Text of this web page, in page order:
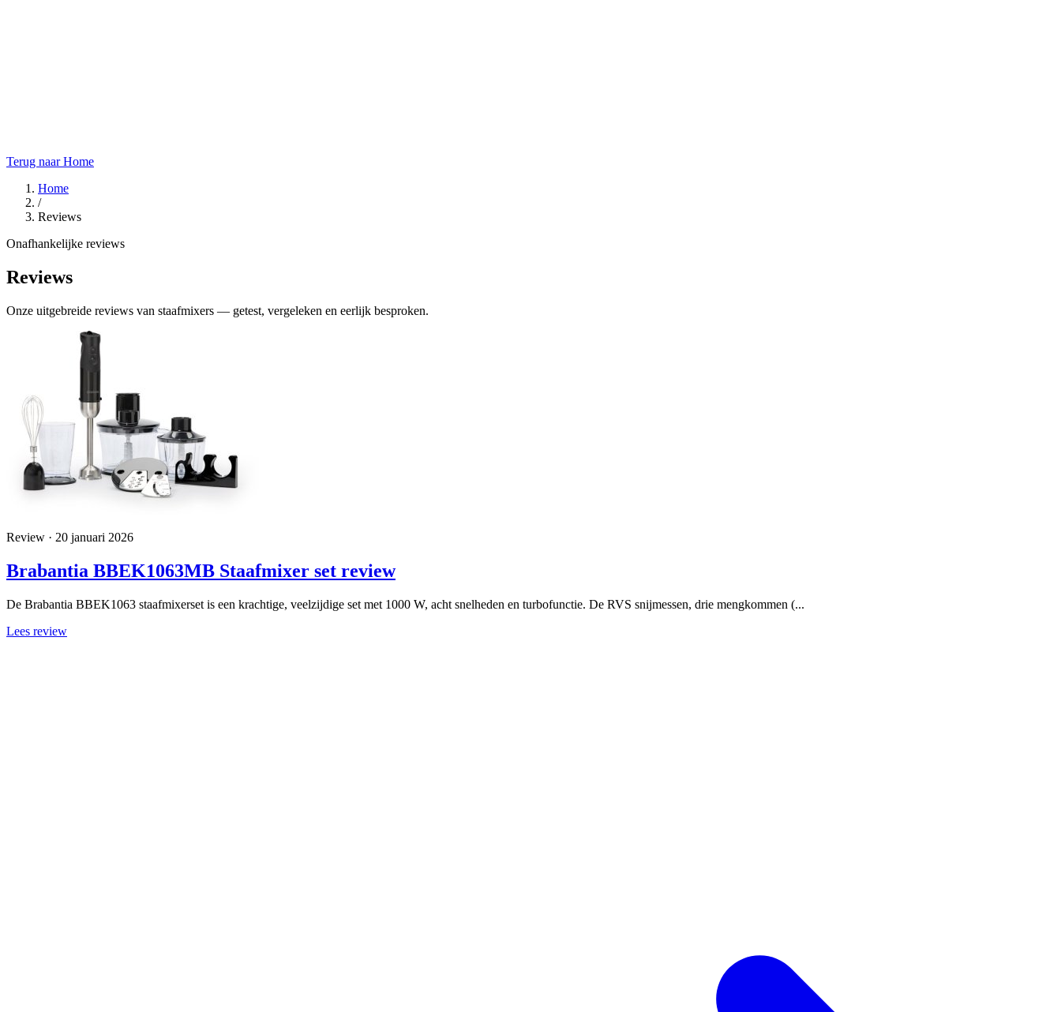
Terug naar Home
Home
/
Reviews
Onafhankelijke reviews
Reviews
Onze uitgebreide reviews van staafmixers — getest, vergeleken en eerlijk besproken.
Review · 20 januari 2026
Brabantia BBEK1063MB Staafmixer set review
De Brabantia BBEK1063 staafmixerset is een krachtige, veelzijdige set met 1000 W, acht snelheden en turbofunctie. De RVS snijmessen, drie mengkommen (...
Lees review